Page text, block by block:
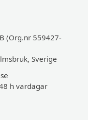
(Org.nr 559427-
Sverige
h vardagar